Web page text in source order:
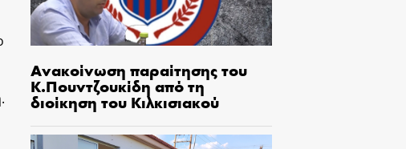
Ανακοίνωση παραίτησης του
Κ.Πουντζουκίδη από τη
διοίκηση του Κιλκισιακού